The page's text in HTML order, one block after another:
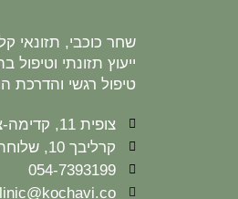
שחר כוכבי, תזונאי
ייעוץ תזונתי
טיפול רגשי והדרכת
צופית 11, קדימה-צורן
קרליבך 10, שלוחת תל-אביב
054-7393199